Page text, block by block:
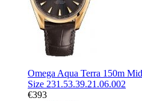
Omega Aqua Terra 150m
Size 231.53.39.21.06.002
€393